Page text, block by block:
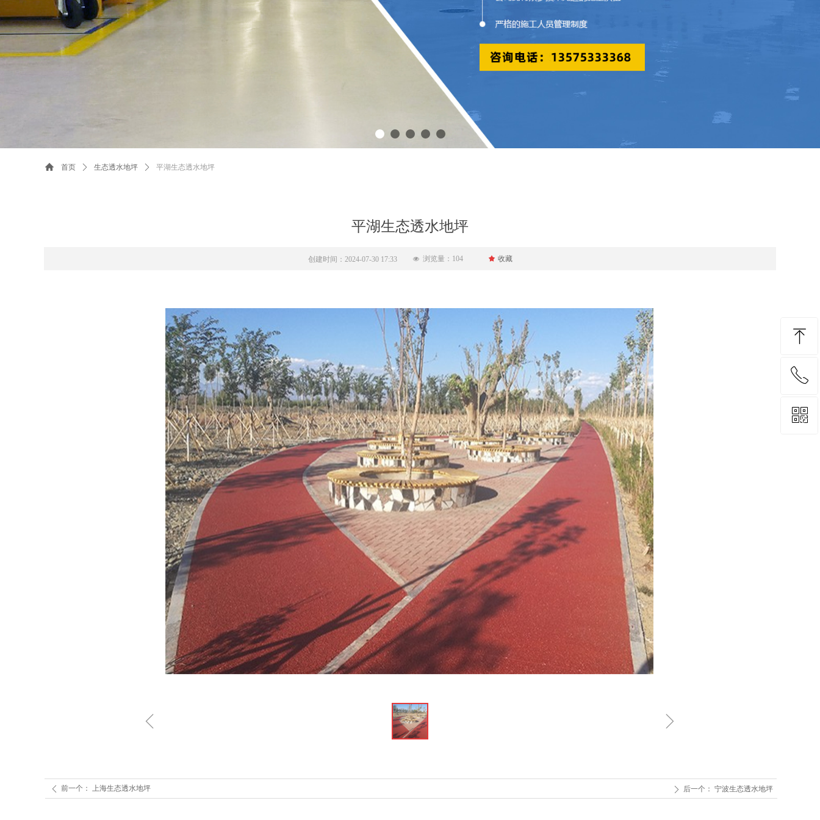
首页 ꄲ 生态透水地坪 ꄲ 平湖生态透水地坪
平湖生态透水地坪
ꁆ ꁇ
创建时间： 2024-07-30 17:33 넶 浏览量： 104 끄 收藏
ꄴ 前一个： 上海生态透水地坪 ꄲ 后一个： 宁波生态透水地坪
ꁸ
回到顶部
ꂅ
13575333368
ꀥ